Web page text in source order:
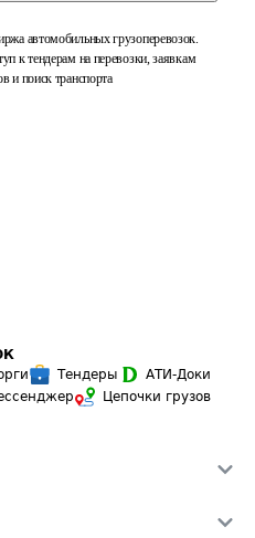
автомобильных грузоперевозок.
к тендерам на перевозки, заявкам
и поиск транспорта
Тендеры
АТИ-Доки
Цепочки грузов